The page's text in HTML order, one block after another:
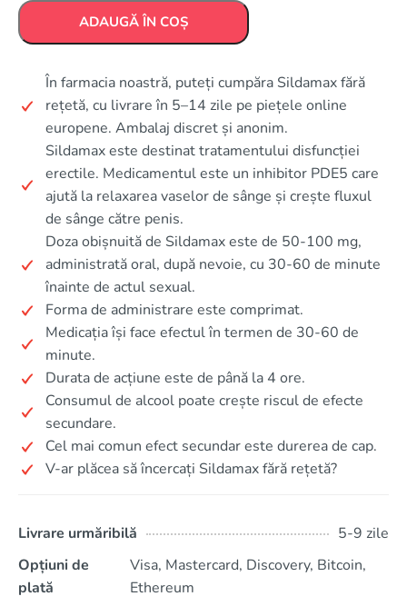
ADAUGĂ ÎN COȘ
În farmacia noastră, puteți cumpăra Sildamax fără
rețetă, cu livrare în 5–14 zile pe piețele online
europene. Ambalaj discret și anonim.
Sildamax este destinat tratamentului disfuncției
erectile. Medicamentul este un inhibitor PDE5 care
ajută la relaxarea vaselor de sânge și crește fluxul
de sânge către penis.
Doza obișnuită de Sildamax este de 50-100 mg,
administrată oral, după nevoie, cu 30-60 de minute
înainte de actul sexual.
Forma de administrare este comprimat.
Medicația își face efectul în termen de 30-60 de
minute.
Durata de acțiune este de până la 4 ore.
Consumul de alcool poate crește riscul de efecte
secundare.
Cel mai comun efect secundar este durerea de cap.
V-ar plăcea să încercați Sildamax fără rețetă?
Livrare urmăribilă
5-9 zile
Opțiuni de
plată
Visa, Mastercard, Discovery, Bitcoin,
Ethereum